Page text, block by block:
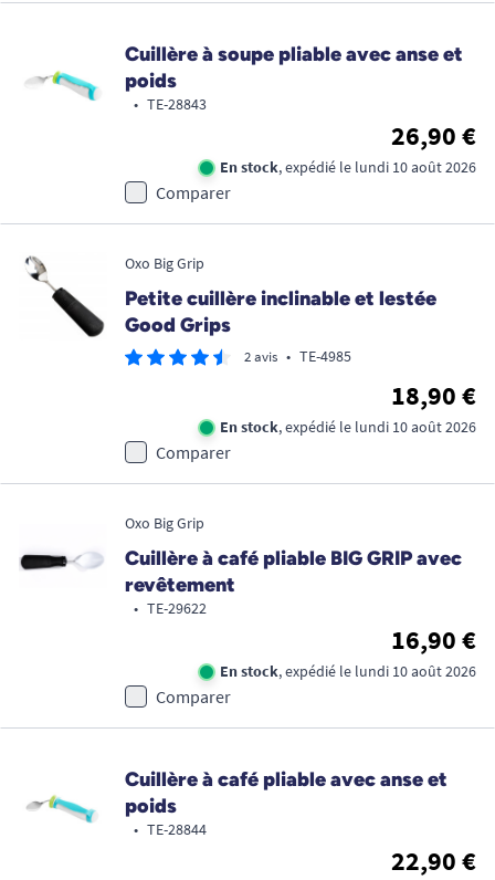
Cuillère à soupe pliable avec anse et
poids
• TE-28843
26,90 €
En stock, expédié le lundi 10 août 2026
Comparer
Oxo Big Grip
Petite cuillère inclinable et lestée
Good Grips
2 avis • TE-4985
18,90 €
En stock, expédié le lundi 10 août 2026
Comparer
Oxo Big Grip
Cuillère à café pliable BIG GRIP avec
revêtement
• TE-29622
16,90 €
En stock, expédié le lundi 10 août 2026
Comparer
Cuillère à café pliable avec anse et
poids
• TE-28844
22,90 €